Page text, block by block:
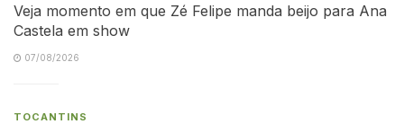
Veja momento em que Zé Felipe manda beijo para Ana
Castela em show
07/08/2026
TOCANTINS